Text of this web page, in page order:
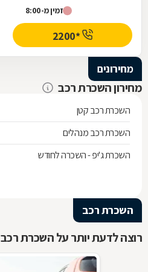
20 סניפים...זמין מ-8:00
*2200
מחירונים
מחירון השכרת רכב
השכרת רכב קטן
השכרת רכב מנהלים
השכרת ג'יפ - השכרה לחודש
השכרת רכב
רוצה לדעת יותר על השכרת